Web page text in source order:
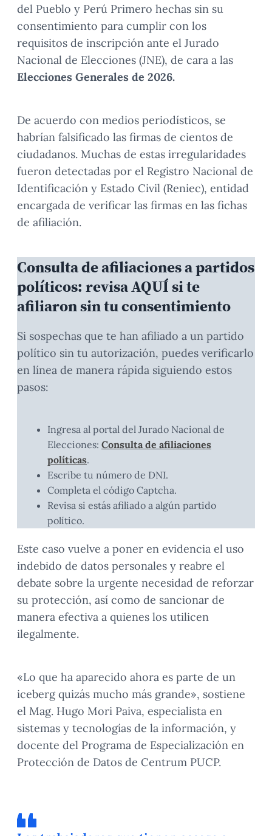
del Pueblo y Perú Primero hechas sin su
consentimiento para cumplir con los
requisitos de inscripción ante el Jurado
Nacional de Elecciones (JNE), de cara a las
Elecciones Generales de 2026.
De acuerdo con medios periodísticos, se
habrían falsificado las firmas de cientos de
ciudadanos. Muchas de estas irregularidades
fueron detectadas por el Registro Nacional de
Identificación y Estado Civil (Reniec), entidad
encargada de verificar las firmas en las fichas
de afiliación.
Consulta de afiliaciones a partidos
políticos: revisa AQUÍ si te
afiliaron sin tu consentimiento
Si sospechas que te han afiliado a un partido
político sin tu autorización, puedes verificarlo
en línea de manera rápida siguiendo estos
pasos:
Ingresa al portal del Jurado Nacional de
Elecciones: Consulta de afiliaciones
políticas.
Escribe tu número de DNI.
Completa el código Captcha.
Revisa si estás afiliado a algún partido
político.
Este caso vuelve a poner en evidencia el uso
indebido de datos personales y reabre el
debate sobre la urgente necesidad de reforzar
su protección, así como de sancionar de
manera efectiva a quienes los utilicen
ilegalmente.
«Lo que ha aparecido ahora es parte de un
iceberg quizás mucho más grande», sostiene
el Mag. Hugo Mori Paiva, especialista en
sistemas y tecnologías de la información, y
docente del Programa de Especialización en
Protección de Datos de Centrum PUCP.